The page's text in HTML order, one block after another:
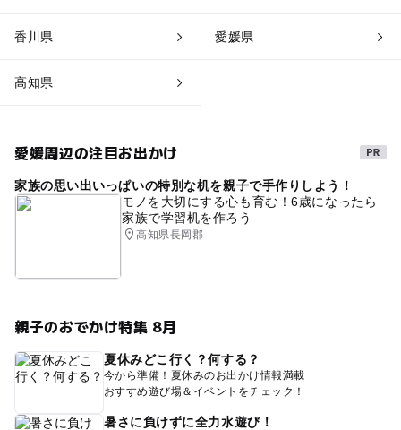
香川県 愛媛県
高知県
愛媛周辺の注目お出かけ
家族の思い出いっぱいの特別な机を親子で手作りしよう！
モノを大切にする心も育む！6歳になったら
家族で学習机を作ろう
高知県長岡郡
親子のおでかけ特集 8月
夏休みどこ行く？何する？
今から準備！夏休みのお出かけ情報満載
おすすめ遊び場＆イベントをチェック！
暑さに負けずに全力水遊び！